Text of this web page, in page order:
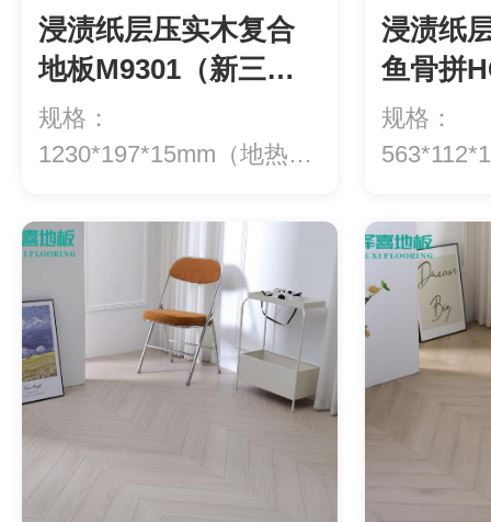
浸渍纸层压实木复合
地板M9301（新三
层）
规格：
1230*197*15mm（地热专
浸渍纸
鱼骨拼
层）
规格：